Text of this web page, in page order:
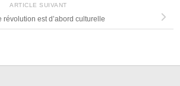
ARTICLE SUIVANT
révolution est d’abord culturelle